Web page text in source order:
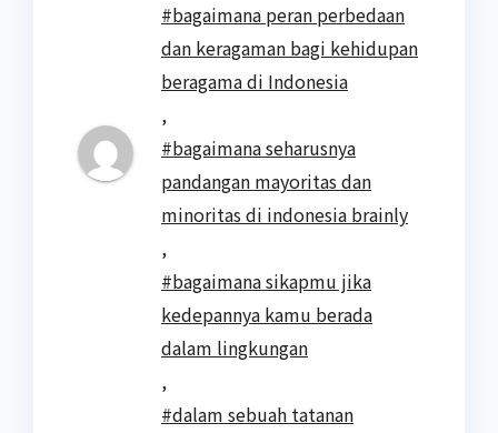
#bagaimana peran perbedaan
dan keragaman bagi kehidupan
beragama di Indonesia
,
#bagaimana seharusnya
pandangan mayoritas dan
minoritas di indonesia brainly
,
#bagaimana sikapmu jika
kedepannya kamu berada
dalam lingkungan
,
#dalam sebuah tatanan